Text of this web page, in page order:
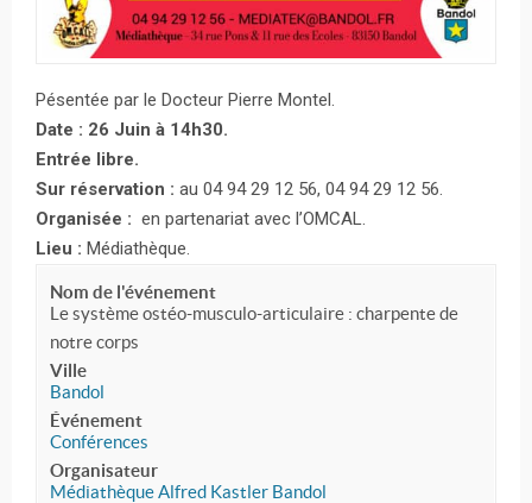
Pésentée par le Docteur Pierre Montel.
Date : 26 Juin à 14h30.
Entrée libre.
Sur réservation : au 04 94 29 12 56, 04 94 29 12 56.
Organisée : en partenariat avec l’OMCAL.
Lieu : Médiathèque.
Nom de l'événement
Le système ostéo-musculo-articulaire : charpente de
notre corps
Ville
Bandol
Événement
Conférences
Organisateur
Médiathèque Alfred Kastler Bandol